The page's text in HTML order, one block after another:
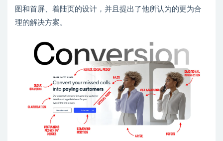
图和首屏、着陆页的设计，并且提出了他所认为的更为合
理的解决方案。